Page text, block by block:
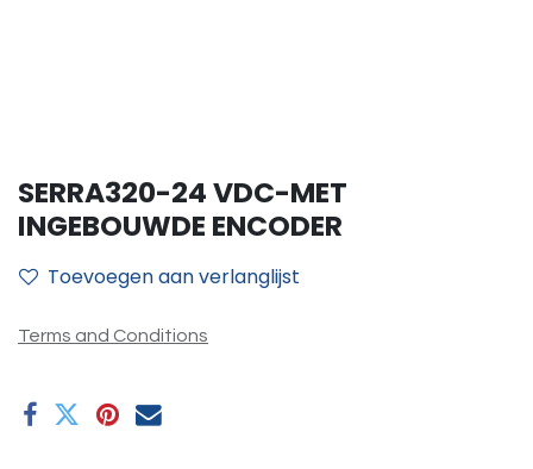
SERRA320-24 VDC-MET
INGEBOUWDE ENCODER
Toevoegen aan verlanglijst
Terms and Conditions